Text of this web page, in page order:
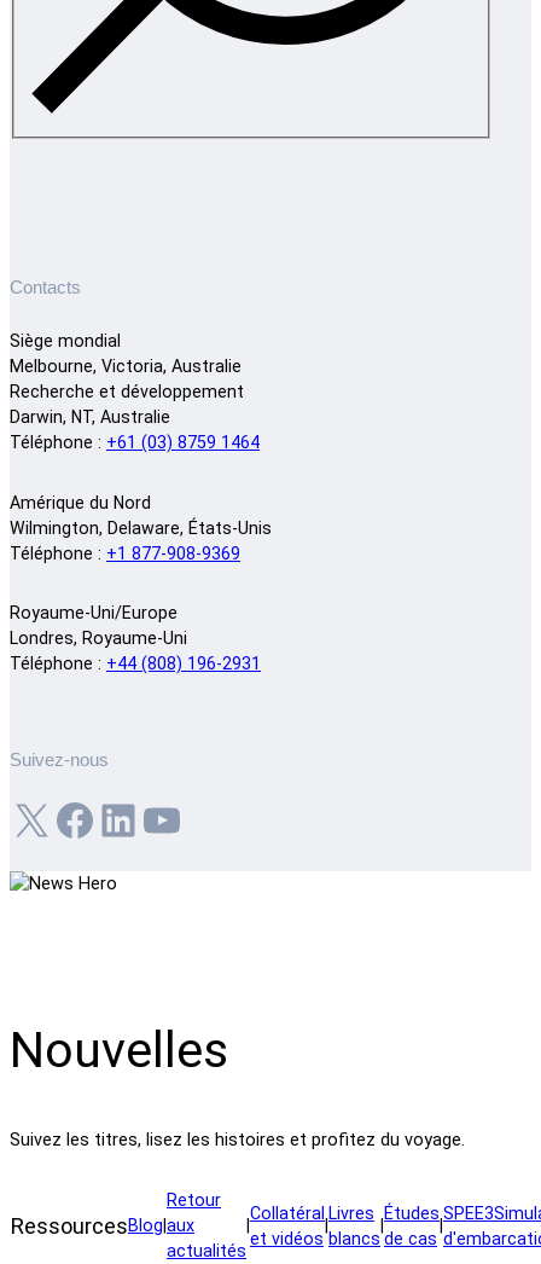
Contacts
Siège mondial
Melbourne, Victoria, Australie
Recherche et développement
Darwin, NT, Australie
Téléphone : +61 (03) 8759 1464
Amérique du Nord
Wilmington, Delaware, États-Unis
Téléphone : +1 877-908-9369
Royaume-Uni/Europe
Londres, Royaume-Uni
Téléphone : +44 (808) 196-2931
Suivez-nous
X Facebook LinkedIn YouTube
Nouvelles
Suivez les titres, lisez les histoires et profitez du voyage.
RessourcesBlog
Retour
aux
actualités
Collatéral
et vidéos
Livres
blancs
Études
de cas